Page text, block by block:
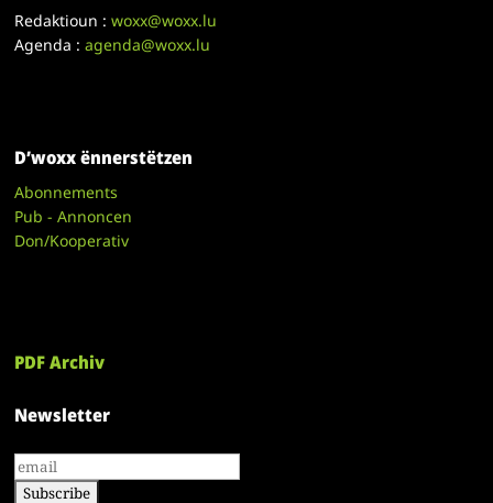
Redaktioun :woxx@woxx.lu
Agenda :agenda@woxx.lu
D’woxx ënnerstëtzen
Abonnements
Pub - Annoncen
Don/Kooperativ
PDF Archiv
Newsletter